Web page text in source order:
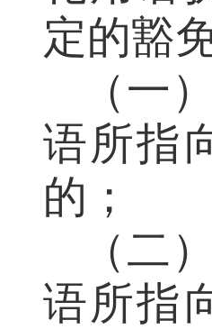
定的豁
（一
语所指
的；
（二
语所指